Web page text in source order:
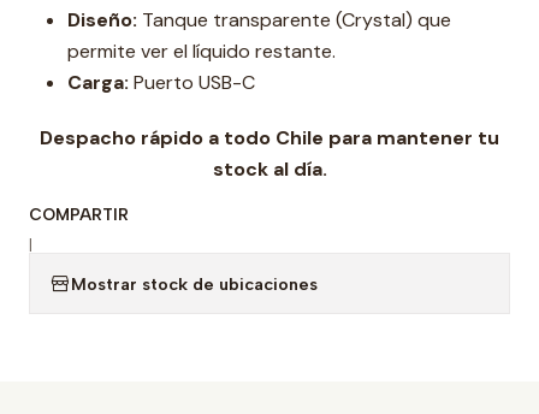
Diseño: Tanque transparente (Crystal) que
permite ver el líquido restante.
Carga: Puerto USB-C
Despacho rápido a todo Chile para mantener tu
stock al día.
COMPARTIR
|
Mostrar stock de ubicaciones